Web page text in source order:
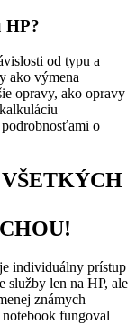
HP?
od typu a
ako výmena
opravy, ako opravy
o
individuálny prístup
služby len na HP, ale
známych
notebook fungoval